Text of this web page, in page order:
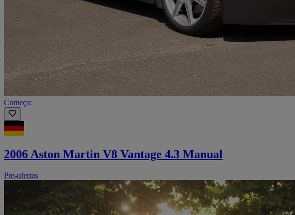
Começa:
2006 Aston Martin V8 Vantage 4.3 Manual
Pre-ofertas